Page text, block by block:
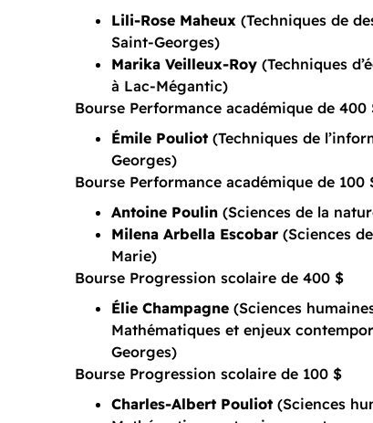
Lili-Rose Maheux (Techniques de
Saint-Georges)
Marika Veilleux-Roy (Techniques
à Lac-Mégantic)
Bourse Performance académique de 400
Émile Pouliot (Techniques de
Georges)
Bourse Performance académique de 100
Antoine Poulin (Sciences de la
Milena Arbella Escobar (Sciences
Marie)
Bourse Progression scolaire de 400 $
Élie Champagne (Sciences
Mathématiques et enjeux
Georges)
Bourse Progression scolaire de 100 $
Charles-Albert Pouliot (Sciences